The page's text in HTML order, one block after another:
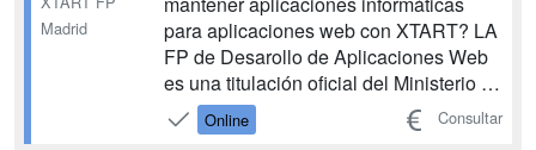
Madrid
para aplicaciones web con XTART? LA
FP de Desarollo de Aplicaciones Web
es una titulación oficial del Ministerio de
Educación. El mundo evoluciona y
nosotros con él. Por eso nuestra FP de
Online Consultar